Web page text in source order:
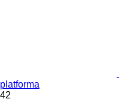
platforma
42